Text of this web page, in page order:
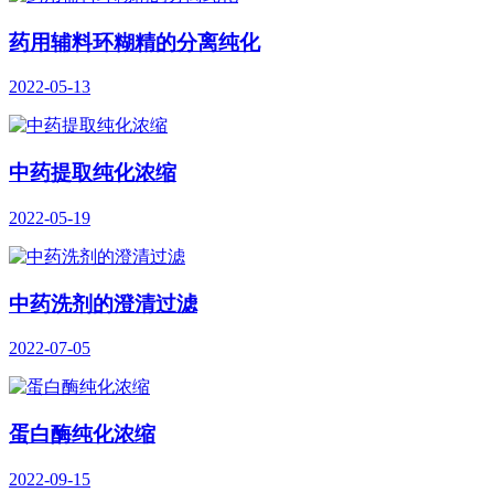
药用辅料环糊精的分离纯化
2022-05-13
中药提取纯化浓缩
2022-05-19
中药洗剂的澄清过滤
2022-07-05
蛋白酶纯化浓缩
2022-09-15